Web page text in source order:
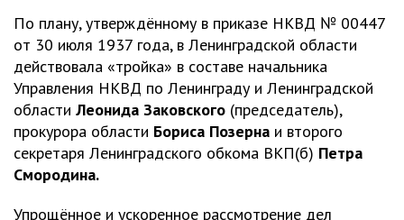
По плану, утверждённому в приказе НКВД № 00447
от 30 июля 1937 года, в Ленинградской области
действовала «тройка» в составе начальника
Управления НКВД по Ленинграду и Ленинградской
области Леонида Заковского (председатель),
прокурора области Бориса Позерна и второго
секретаря Ленинградского обкома ВКП(б) Петра
Смородина.
Упрощённое и ускоренное рассмотрение дел